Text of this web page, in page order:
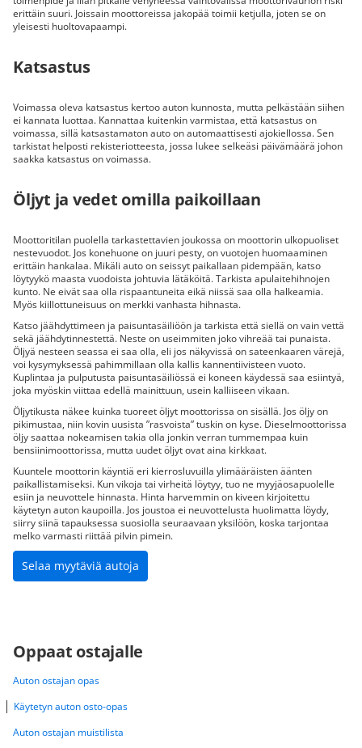
erittäin suuri. Joissain moottoreissa jakopää toimii ketjulla, joten se on
yleisesti huoltovapaampi.
Katsastus
Voimassa oleva katsastus kertoo auton kunnosta, mutta pelkästään siihen
ei kannata luottaa. Kannattaa kuitenkin varmistaa, että katsastus on
voimassa, sillä katsastamaton auto on automaattisesti ajokiellossa. Sen
tarkistat helposti rekisteriotteesta, jossa lukee selkeäsi päivämäärä johon
saakka katsastus on voimassa.
Öljyt ja vedet omilla paikoillaan
Moottoritilan puolella tarkastettavien joukossa on moottorin ulkopuoliset
nestevuodot. Jos konehuone on juuri pesty, on vuotojen huomaaminen
erittäin hankalaa. Mikäli auto on seissyt paikallaan pidempään, katso
löytyykö maasta vuodoista johtuvia lätäköitä. Tarkista apulaitehihnojen
kunto. Ne eivät saa olla rispaantuneita eikä niissä saa olla halkeamia.
Myös kiillottuneisuus on merkki vanhasta hihnasta.
Katso jäähdyttimeen ja paisuntasäiliöön ja tarkista että siellä on vain vettä
sekä jäähdytinnestettä. Neste on useimmiten joko vihreää tai punaista.
Öljyä nesteen seassa ei saa olla, eli jos näkyvissä on sateenkaaren värejä,
voi kysymyksessä pahimmillaan olla kallis kannentiivisteen vuoto.
Kuplintaa ja pulputusta paisuntasäiliössä ei koneen käydessä saa esiintyä,
joka myöskin viittaa edellä mainittuun, usein kalliiseen vikaan.
Öljytikusta näkee kuinka tuoreet öljyt moottorissa on sisällä. Jos öljy on
pikimustaa, niin kovin uusista ”rasvoista” tuskin on kyse. Dieselmoottorissa
öljy saattaa nokeamisen takia olla jonkin verran tummempaa kuin
bensiinimoottorissa, mutta uudet öljyt ovat aina kirkkaat.
Kuuntele moottorin käyntiä eri kierrosluvuilla ylimääräisten äänten
paikallistamiseksi. Kun vikoja tai virheitä löytyy, tuo ne myyjäosapuolelle
esiin ja neuvottele hinnasta. Hinta harvemmin on kiveen kirjoitettu
käytetyn auton kaupoilla. Jos joustoa ei neuvottelusta huolimatta löydy,
siirry siinä tapauksessa suosiolla seuraavaan yksilöön, koska tarjontaa
melko varmasti riittää pilvin pimein.
Selaa myytäviä autoja
Oppaat ostajalle
Auton ostajan opas
Käytetyn auton osto-opas
Auton ostajan muistilista